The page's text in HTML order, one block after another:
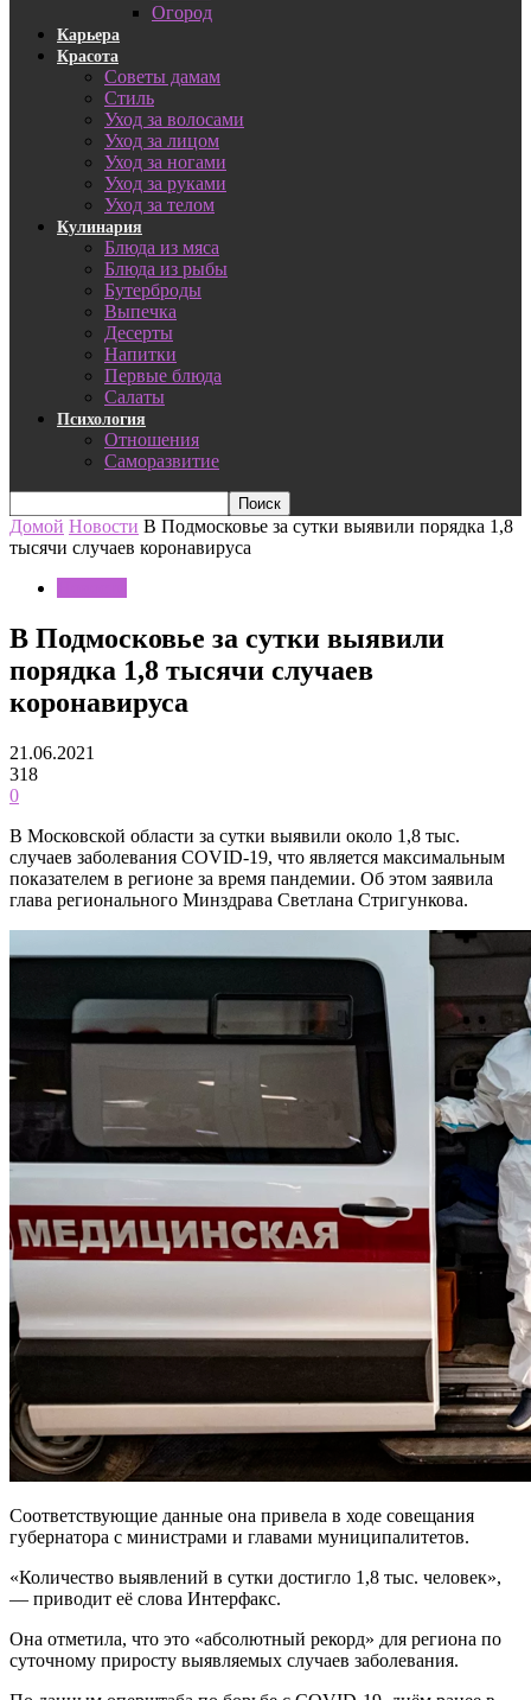
Огород
Карьера
Красота
Советы дамам
Стиль
Уход за волосами
Уход за лицом
Уход за ногами
Уход за руками
Уход за телом
Кулинария
Блюда из мяса
Блюда из рыбы
Бутерброды
Выпечка
Десерты
Напитки
Первые блюда
Салаты
Психология
Отношения
Саморазвитие
Домой Новости В Подмосковье за сутки выявили порядка 1,8
тысячи случаев коронавируса
В Подмосковье за сутки выявили
порядка 1,8 тысячи случаев
коронавируса
21.06.2021
318
0
В Московской области за сутки выявили около 1,8 тыс.
случаев заболевания COVID-19, что является максимальным
показателем в регионе за время пандемии. Об этом заявила
глава регионального Минздрава Светлана Стригункова.
Соответствующие данные она привела в ходе совещания
губернатора с министрами и главами муниципалитетов.
«Количество выявлений в сутки достигло 1,8 тыс. человек»,
— приводит её слова Интерфакс.
Она отметила, что это «абсолютный рекорд» для региона по
суточному приросту выявляемых случаев заболевания.